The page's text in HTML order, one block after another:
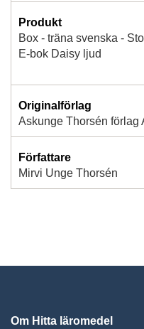
Produkt
Box - träna svenska -
E-bok Daisy ljud
Originalförlag
Askunge Thorsén förlag
Författare
Mirvi Unge Thorsén
Om Hitta läromedel